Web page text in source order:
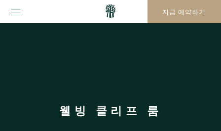
지금 예약하기
웰빙 클리프 룸